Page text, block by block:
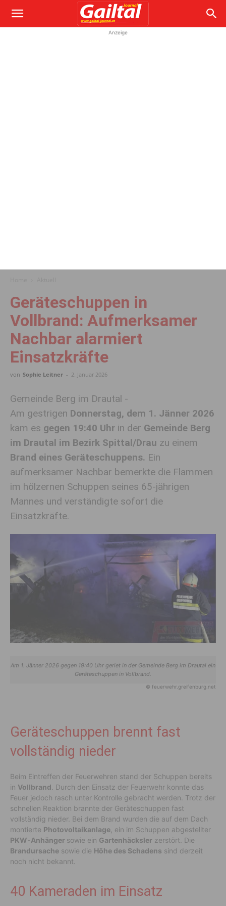
Anzeige
Geräteschuppen in
Vollbrand: Aufmerksamer
Nachbar alarmiert
Einsatzkräfte
von Sophie Leitner - 2. Januar 2026
Gemeinde Berg im Drautal -
Am gestrigen Donnerstag, dem 1. Jänner 2026
kam es gegen 19:40 Uhr in der Gemeinde Berg
im Drautal im Bezirk Spittal/Drau zu einem
Brand eines Geräteschuppens. Ein
aufmerksamer Nachbar bemerkte die Flammen
im hölzernen Schuppen seines 65-jährigen
Mannes und verständigte sofort die
Einsatzkräfte.
Am 1. Jänner 2026 gegen 19:40 Uhr geriet in der Gemeinde Berg im Drautal ein
Geräteschuppen in Vollbrand.
© feuerwehr.greifenburg.net
Geräteschuppen brennt fast
vollständig nieder
Beim Eintreffen der Feuerwehren stand der Schuppen bereits
in Vollbrand . Durch den Einsatz der Feuerwehr konnte das
Feuer jedoch rasch unter Kontrolle gebracht werden. Trotz der
schnellen Reaktion brannte der Geräteschuppen fast
vollständig nieder. Bei dem Brand wurden die auf dem Dach
montierte Photovoltaikanlage , ein im Schuppen abgestellter
PKW-Anhänger sowie ein Gartenhäcksler zerstört. Die
Brandursache sowie die Höhe des Schadens sind derzeit
noch nicht bekannt.
40 Kameraden im Einsatz